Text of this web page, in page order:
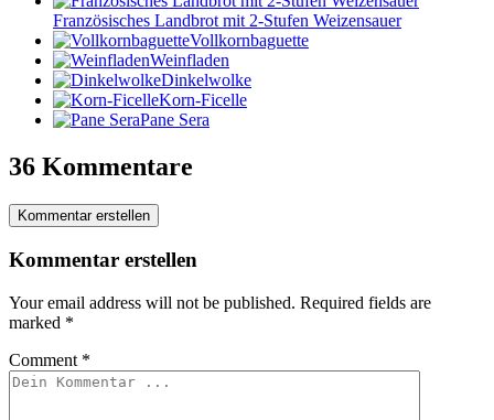
Französisches Landbrot mit 2-Stufen Weizensauer
Vollkornbaguette
Weinfladen
Dinkelwolke
Korn-Ficelle
Pane Sera
36 Kommentare
Kommentar erstellen
Kommentar erstellen
Your email address will not be published. Required fields are
marked *
Comment *